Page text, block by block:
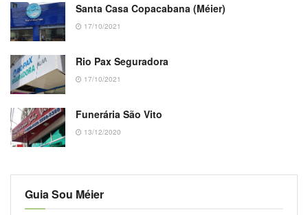
Santa Casa Copacabana (Méier)
17/10/2021
Rio Pax Seguradora
17/10/2021
Funerária São Vito
13/12/2020
Guia Sou Méier